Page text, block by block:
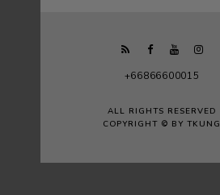
+66866600015
ALL RIGHTS RESERVED
COPYRIGHT © BY TKUNG